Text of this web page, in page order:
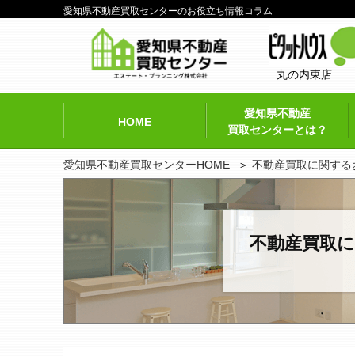
愛知県不動産買取センターのお役立ち情報コラム
丸の内東店
HOME
愛知県不動産
買取センターとは？
愛知県不動産買取センターHOME 不動産買取に関す
不動産買取